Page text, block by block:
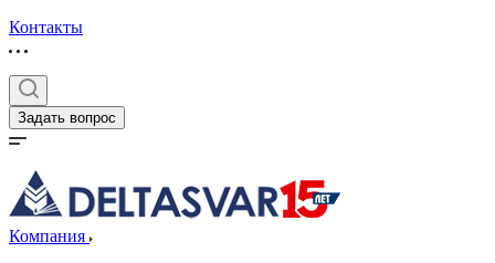
Контакты
Задать вопрос
Компания